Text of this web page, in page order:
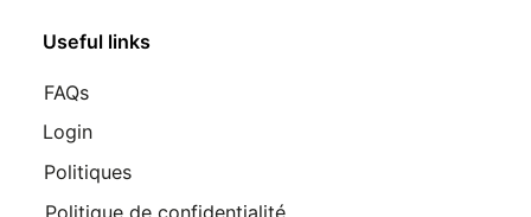
Useful links
FAQs
Login
Politiques
Politique de confidentialité